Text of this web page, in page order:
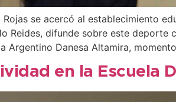
se acercó al establecimiento
Reides, difunde sobre este deporte
Argentino Danesa Altamira,
en la Escuela